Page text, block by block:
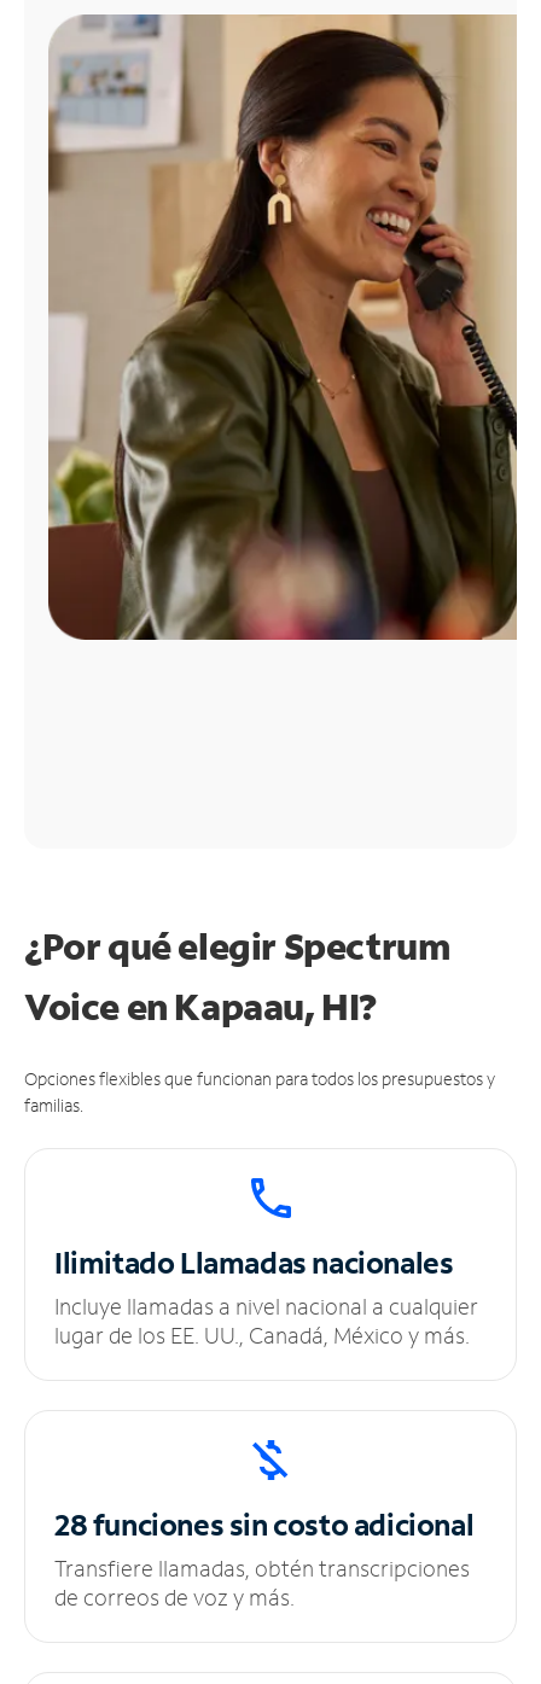
Administrar
cuenta
Encuentra
tienda
¿Por qué elegir Spectrum
Voice en Kapaau, HI?
Opciones flexibles que funcionan para todos los presupuestos y
familias.
IlimitadoLlamadas nacionales
Incluye llamadas a nivel nacional a cualquier
lugar de los EE. UU., Canadá, México y más.
28 funciones sincosto adicional
Transfiere llamadas, obtén transcripciones
de correos de voz y más.